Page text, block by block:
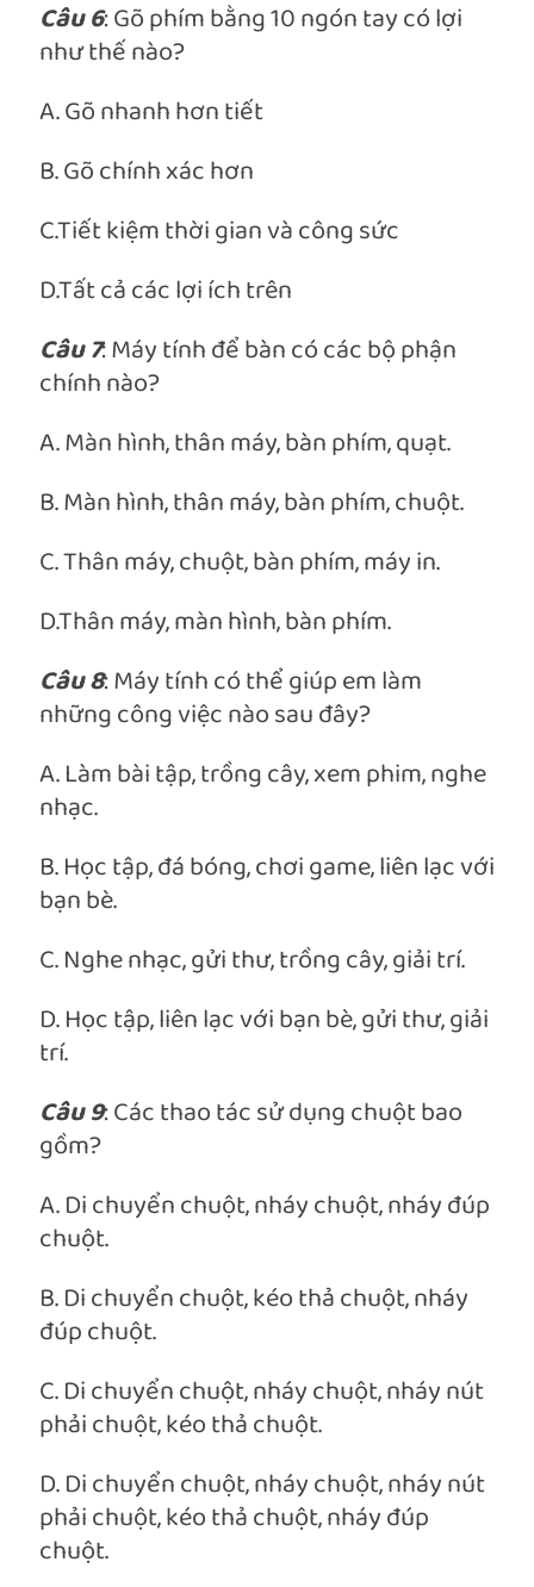
Câu 6: Gõ phím bằng 10 ngón tay có lợi
như thế nào?
A. Gõ nhanh hơn tiết
B. Gõ chính xác hơn
C.Tiết kiệm thời gian và công sức
D.Tất cả các lợi ích trên
Câu 7: Máy tính để bàn có các bộ phận
chính nào?
A. Màn hình, thân máy, bàn phím, quạt.
B. Màn hình, thân máy, bàn phím, chuột.
C. Thân máy, chuột, bàn phím, máy in.
D.Thân máy, màn hình, bàn phím.
Câu 8: Máy tính có thể giúp em làm
những công việc nào sau đây?
A. Làm bài tập, trồng cây, xem phim, nghe
nhạc.
B. Học tập, đá bóng, chơi game, liên lạc với
bạn bè.
C. Nghe nhạc, gửi thư, trồng cây, giải trí.
D. Học tập, liên lạc với bạn bè, gửi thư, giải
trí.
Câu 9: Các thao tác sử dụng chuột bao
gồm?
A. Di chuyển chuột, nháy chuột, nháy đúp
chuột.
B. Di chuyển chuột, kéo thả chuột, nháy
đúp chuột.
C. Di chuyển chuột, nháy chuột, nháy nút
phải chuột, kéo thả chuột.
D. Di chuyển chuột, nháy chuột, nháy nút
phải chuột, kéo thả chuột, nháy đúp
chuột.